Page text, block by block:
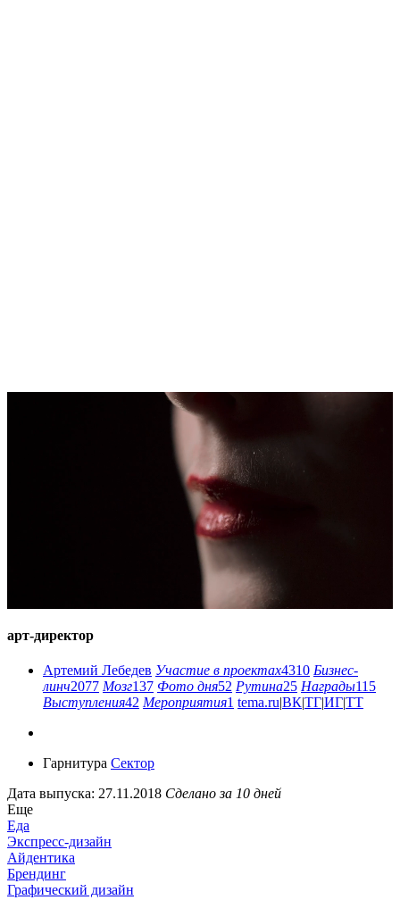
арт-директор
Артемий Лебедев Участие в проектах4310 Бизнес-
линч2077 Мозг137 Фото дня52 Рутина25 Награды115
Выступления42 Мероприятия1 tema.ru|ВК|ТГ|ИГ|ТТ
Гарнитура Сектор
Дата выпуска: 27.11.2018 Сделано за 10 дней
Еще
Еда
Экспресс-дизайн
Айдентика
Брендинг
Графический дизайн